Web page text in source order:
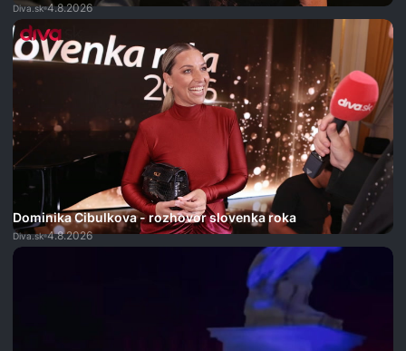
Diva.sk 4.8.2026
Dominika Cibulkova - rozhovor slovenka roka
Diva.sk 4.8.2026